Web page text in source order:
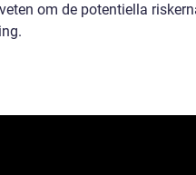
om de potentiella